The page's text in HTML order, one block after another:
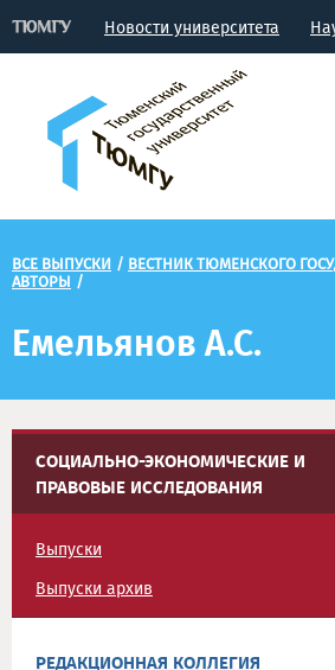
Новости университета
ВСЕ ВЫПУСКИ / ВЕСТНИК ТЮМЕНСКОГО
АВТОРЫ /
Емельянов А.С.
СОЦИАЛЬНО-ЭКОНОМИЧЕСКИЕ И
ПРАВОВЫЕ ИССЛЕДОВАНИЯ
Выпуски
Выпуски архив
РЕДАКЦИОННАЯ КОЛЛЕГИЯ